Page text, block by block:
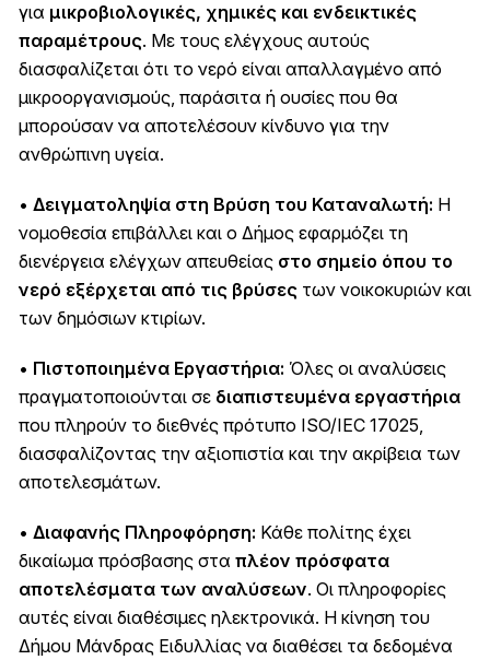
για μικροβιολογικές, χημικές και ενδεικτικές
παραμέτρους. Με τους ελέγχους αυτούς
διασφαλίζεται ότι το νερό είναι απαλλαγμένο από
μικροοργανισμούς, παράσιτα ή ουσίες που θα
μπορούσαν να αποτελέσουν κίνδυνο για την
ανθρώπινη υγεία.
• Δειγματοληψία στη Βρύση του Καταναλωτή: Η
νομοθεσία επιβάλλει και ο Δήμος εφαρμόζει τη
διενέργεια ελέγχων απευθείας στο σημείο όπου το
νερό εξέρχεται από τις βρύσες των νοικοκυριών και
των δημόσιων κτιρίων.
• Πιστοποιημένα Εργαστήρια: Όλες οι αναλύσεις
πραγματοποιούνται σε διαπιστευμένα εργαστήρια
που πληρούν το διεθνές πρότυπο ISO/IEC 17025,
διασφαλίζοντας την αξιοπιστία και την ακρίβεια των
αποτελεσμάτων.
• Διαφανής Πληροφόρηση: Κάθε πολίτης έχει
δικαίωμα πρόσβασης στα πλέον πρόσφατα
αποτελέσματα των αναλύσεων. Οι πληροφορίες
αυτές είναι διαθέσιμες ηλεκτρονικά. Η κίνηση του
Δήμου Μάνδρας Ειδυλλίας να διαθέσει τα δεδομένα